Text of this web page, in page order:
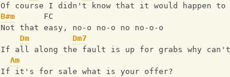
Of course I didn't know that it would happen to
B#m
      FC
Not that easy, no-o no-o no no-o-o
Dm
Dm7
If all along the fault is up for grabs why can't
Am
If it's for sale what is your offer?